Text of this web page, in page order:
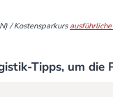
/ Kostensparkurs
Tipps, um die